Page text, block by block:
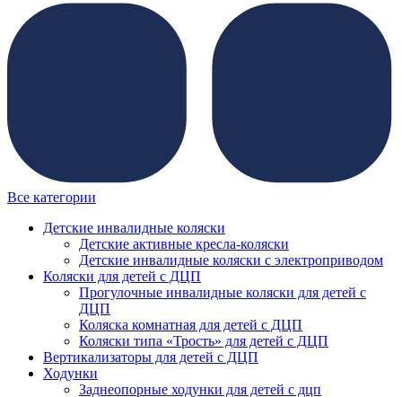
Все категории
Детские инвалидные коляски
Детские активные кресла-коляски
Детские инвалидные коляски с электроприводом
Коляски для детей с ДЦП
Прогулочные инвалидные коляски для детей с
ДЦП
Коляска комнатная для детей с ДЦП
Коляски типа «Трость» для детей с ДЦП
Вертикализаторы для детей с ДЦП
Ходунки
Заднеопорные ходунки для детей с дцп